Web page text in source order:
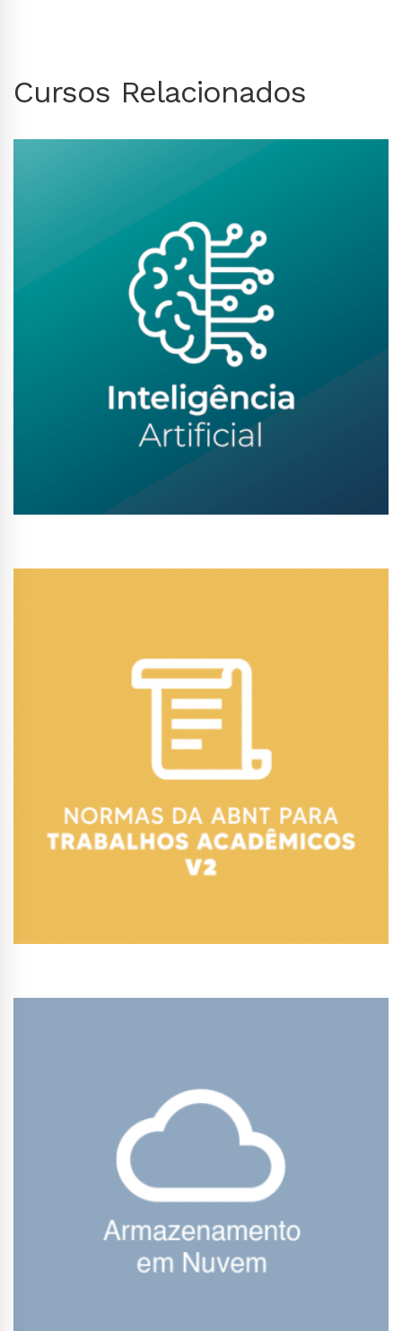
Cursos Relacionados